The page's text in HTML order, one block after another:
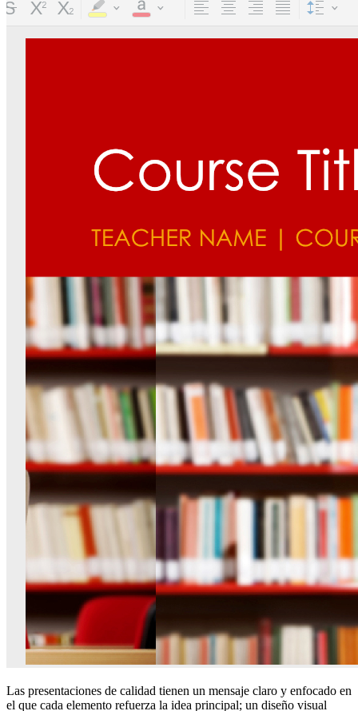
Las presentaciones de calidad tienen un mensaje claro y enfocado en
el que cada elemento refuerza la idea principal; un diseño visual